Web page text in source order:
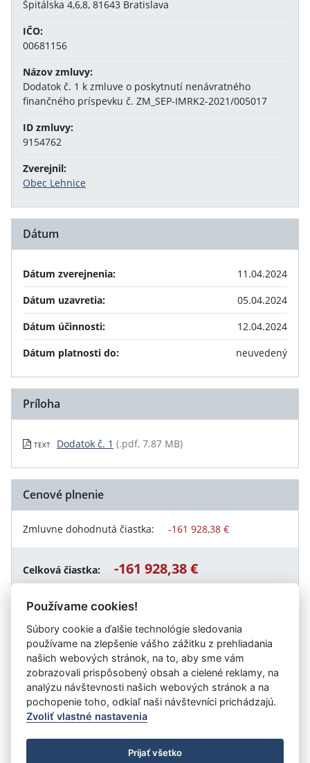
Špitálska 4,6,8, 81643 Bratislava
IČO:
00681156
Názov zmluvy:
Dodatok č. 1 k zmluve o poskytnutí nenávratného
finančného príspevku č. ZM_SEP-IMRK2-2021/005017
ID zmluvy:
9154762
Zverejnil:
Obec Lehnice
Dátum
Dátum zverejnenia:
11.04.2024
Dátum uzavretia:
05.04.2024
Dátum účinnosti:
12.04.2024
Dátum platnosti do:
neuvedený
Príloha
TEXT Dodatok č. 1 (.pdf, 7.87 MB)
Cenové plnenie
Zmluvne dohodnutá čiastka: -161 928,38 €
Celková čiastka: -161 928,38 €
Návrat späť
Vystavil:Obec Lehnice
Úrad vlády SR
- Všetky práva vyhradené
Prehlásenie o prístupnosti
Zmluvy do 31.12.2010
Používame cookies!
Súbory cookie a ďalšie technológie sledovania
používame na zlepšenie vášho zážitku z prehliadania
našich webových stránok, na to, aby sme vám
zobrazovali prispôsobený obsah a cielené reklamy, na
analýzu návštevnosti našich webových stránok a na
pochopenie toho, odkiaľ naši návštevníci prichádzajú.
Zvoliť vlastné nastavenia
Prijať všetko